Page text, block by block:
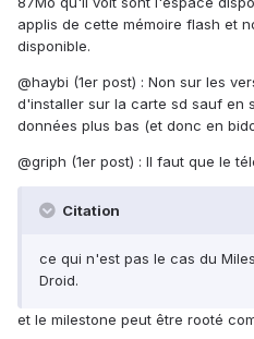
applis de cette mémoire flash et
disponible.
@haybi (1er post) : Non sur les
d'installer sur la carte sd sauf en
données plus bas (et donc en
@griph (1er post) : Il faut que le
Citation
ce qui n'est pas le cas du
Droid.
et le milestone peut être rooté